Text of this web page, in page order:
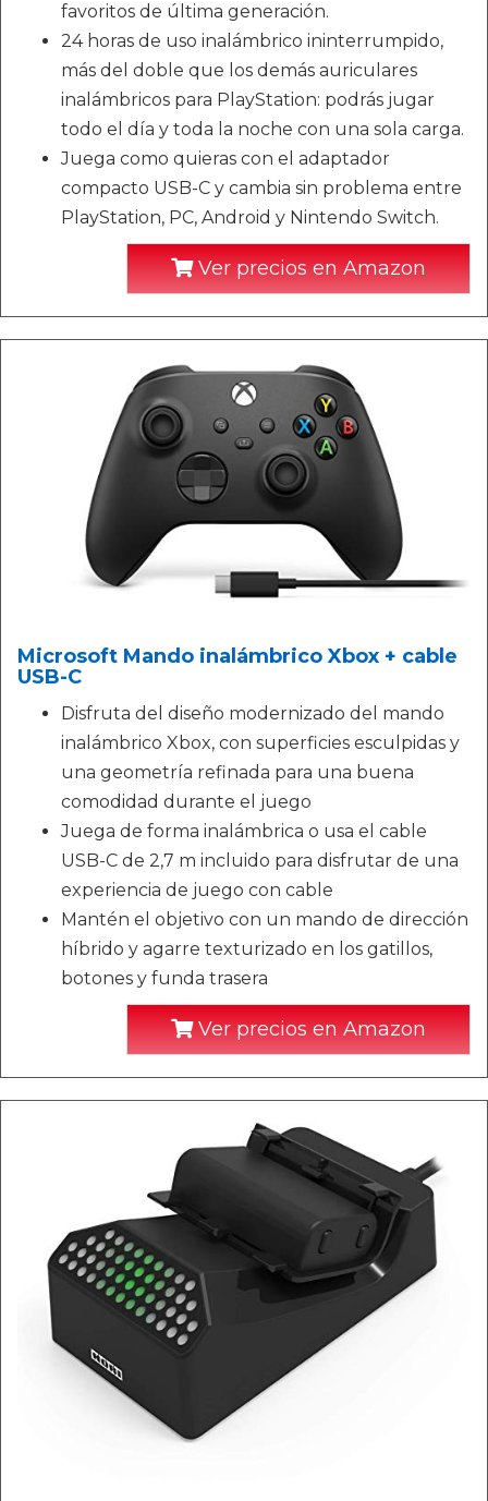
favoritos de última generación.
24 horas de uso inalámbrico ininterrumpido,
más del doble que los demás auriculares
inalámbricos para PlayStation: podrás jugar
todo el día y toda la noche con una sola carga.
Juega como quieras con el adaptador
compacto USB-C y cambia sin problema entre
PlayStation, PC, Android y Nintendo Switch.
Ver precios en Amazon
Microsoft Mando inalámbrico Xbox + cable
USB-C
Disfruta del diseño modernizado del mando
inalámbrico Xbox, con superficies esculpidas y
una geometría refinada para una buena
comodidad durante el juego
Juega de forma inalámbrica o usa el cable
USB-C de 2,7 m incluido para disfrutar de una
experiencia de juego con cable
Mantén el objetivo con un mando de dirección
híbrido y agarre texturizado en los gatillos,
botones y funda trasera
Ver precios en Amazon